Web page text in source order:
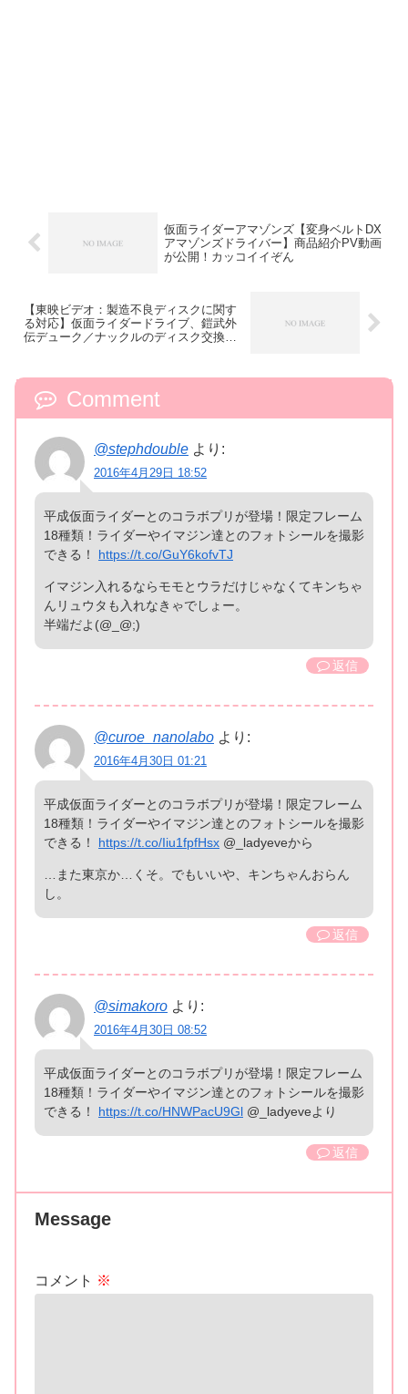
仮面ライダーアマゾンズ【変身ベルトDX
アマゾンズドライバー】商品紹介PV動画
が公開！カッコイイぞん
【東映ビデオ：製造不良ディスクに関す
る対応】仮面ライダードライブ、鎧武外
伝デューク／ナックルのディスク交換に
Comment
@stephdouble より:
2016年4月29日 18:52
平成仮面ライダーとのコラボプリが登場！限定フレーム
18種類！ライダーやイマジン達とのフォトシールを撮影
できる！ https://t.co/GuY6kofvTJ
イマジン入れるならモモとウラだけじゃなくてキンちゃ
んリュウタも入れなきゃでしょー。
半端だよ(@_@;)
返信
@curoe_nanolabo より:
2016年4月30日 01:21
平成仮面ライダーとのコラボプリが登場！限定フレーム
18種類！ライダーやイマジン達とのフォトシールを撮影
できる！ https://t.co/Iiu1fpfHsx @_ladyeveから
…また東京か…くそ。でもいいや、キンちゃんおらん
し。
返信
@simakoro より:
2016年4月30日 08:52
平成仮面ライダーとのコラボプリが登場！限定フレーム
18種類！ライダーやイマジン達とのフォトシールを撮影
できる！ https://t.co/HNWPacU9Gl @_ladyeveより
返信
Message
コメント ※